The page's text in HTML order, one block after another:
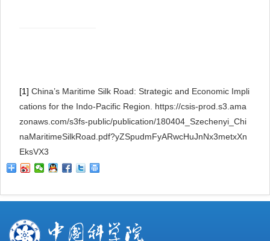
[1] China’s Maritime Silk Road: Strategic and Economic Impli
cations for the Indo-Pacific Region. https://csis-prod.s3.ama
zonaws.com/s3fs-public/publication/180404_Szechenyi_Chi
naMaritimeSilkRoad.pdf?yZSpudmFyARwcHuJnNx3metxXn
EksVX3